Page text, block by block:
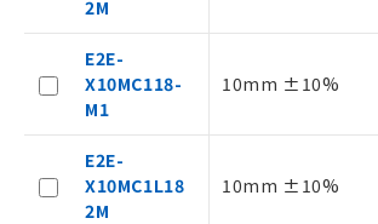
2M
E2E-
X10MC118-
M1
10mm ±10%
E2E-
X10MC1L18
2M
10mm ±10%
空
受注生産機種、また在庫
マイパーツ機能（部品リスト
ビス）をご利用いただくに
お客様が当ウェブサイト上で
登録された部品リストについ